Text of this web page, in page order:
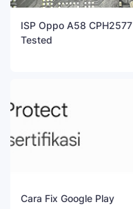
ISP Oppo A58 CPH2577
Tested
Cara Fix Google Play